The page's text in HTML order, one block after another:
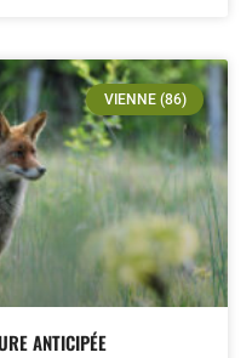
VIENNE (86)
ANTICIPÉE